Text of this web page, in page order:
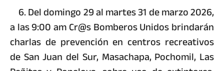
6. Del domingo 29 al martes 31 de marzo 2026,
a las 9:00 am Cr@s Bomberos Unidos brindarán
charlas de prevención en centros recreativos
de San Juan del Sur, Masachapa, Pochomil, Las